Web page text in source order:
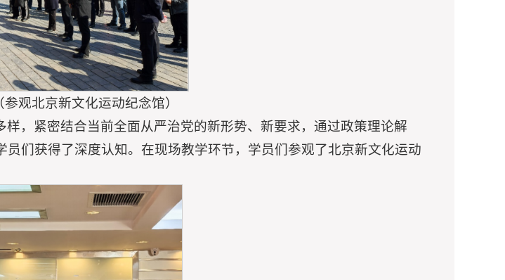
观北京新文化运动纪念馆）
，紧密结合当前全面从严治党的新形势、新要求，通过政策理论解
们获得了深度认知。在现场教学环节，学员们参观了北京新文化运动